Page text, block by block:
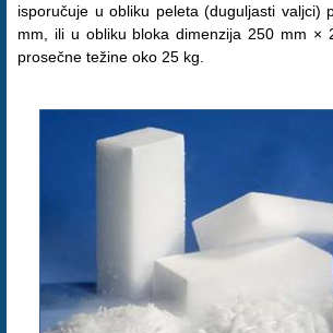
isporučuje u obliku peleta (duguljasti valjci)
mm, ili u obliku bloka dimenzija 250 mm ×
prosečne težine oko 25 kg.